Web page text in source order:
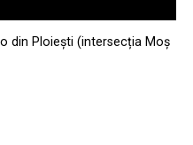
din Ploiești (intersecția Moș